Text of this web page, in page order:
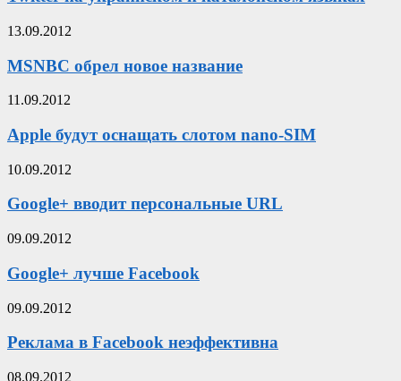
13.09.2012
MSNBC обрел новое название
11.09.2012
Apple будут оснащать слотом nano-SIM
10.09.2012
Google+ вводит персональные URL
09.09.2012
Google+ лучше Facebook
09.09.2012
Реклама в Facebook неэффективна
08.09.2012